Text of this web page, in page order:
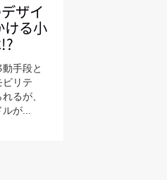
ザイ
ける小
手段と
ビリテ
るが、
が...